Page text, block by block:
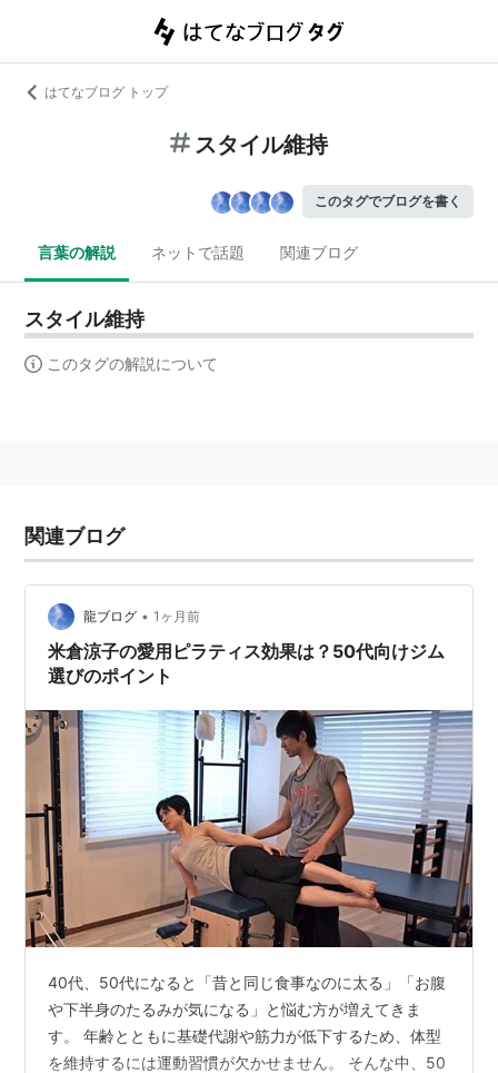
はてなブログ トップ
スタイル維持
このタグでブログを書く
言葉の解説 ネットで話題 関連ブログ
スタイル維持
このタグの解説について
関連ブログ
龍ブログ • 1ヶ月前
米倉涼子の愛用ピラティス効果は？50代向けジム
選びのポイント
40代、50代になると「昔と同じ食事なのに太る」「お腹
や下半身のたるみが気になる」と悩む方が増えてきま
す。 年齢とともに基礎代謝や筋力が低下するため、体型
を維持するには運動習慣が欠かせません。 そんな中、50